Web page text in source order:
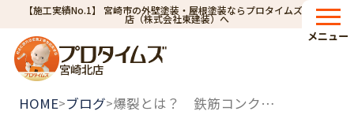
【施工実績No.1】 宮崎市の外壁塗装・屋根塗装ならプロタイムズ宮崎北
店（株式会社東建装）へ
宮崎北店
メニュー
HOME>ブログ> 爆裂とは？ 鉄筋コンクリート造のひび割れにはご注意ください！